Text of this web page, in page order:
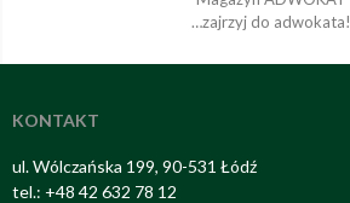
…zajrzyj do adwokata!
KONTAKT
ul. Wólczańska 199, 90-531 Łódź
tel.: +48 42 632 78 12